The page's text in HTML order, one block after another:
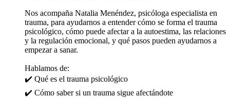
Nos acompaña Natalia Menéndez, psicóloga especialista en
trauma, para ayudarnos a entender cómo se forma el trauma
psicológico, cómo puede afectar a la autoestima, las relaciones
y la regulación emocional, y qué pasos pueden ayudarnos a
empezar a sanar.
Hablamos de:
✔️ Qué es el trauma psicológico
✔️ Cómo saber si un trauma sigue afectándote